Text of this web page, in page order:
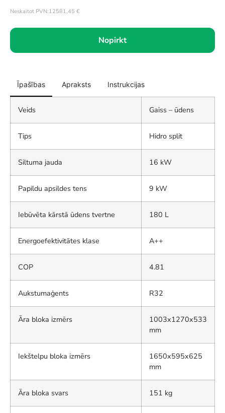
Neskaitot PVN:12581,45 €
Nopirkt
Īpašības Apraksts Instrukcijas
Veids Gaiss – ūdens
Tips Hidro split
Siltuma jauda 16 kW
Papildu apsildes tens 9 kW
Iebūvēta kārstā ūdens tvertne 180 L
Energoefektivitātes klase A++
COP 4.81
Aukstumaģents R32
Āra bloka izmērs
1003x1270x533
mm
Iekštelpu bloka izmērs
1650x595x625
mm
Āra bloka svars 151 kg